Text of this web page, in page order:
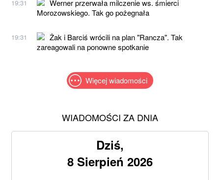
19:31
Werner przerwała milczenie ws. śmierci
Morozowskiego. Tak go pożegnała
19:31
Żak i Barciś wrócili na plan "Rancza". Tak
zareagowali na ponowne spotkanie
Więcej wiadomości
WIADOMOŚCI ZA DNIA
Dziś,
8 Sierpień 2026